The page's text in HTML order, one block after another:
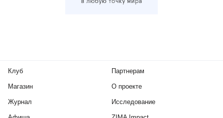
Клуб
Магазин
Журнал
Партнерам
О проекте
Исследование